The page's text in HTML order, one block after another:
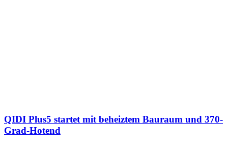
QIDI Plus5 startet mit beheiztem Bauraum und 370-
Grad-Hotend